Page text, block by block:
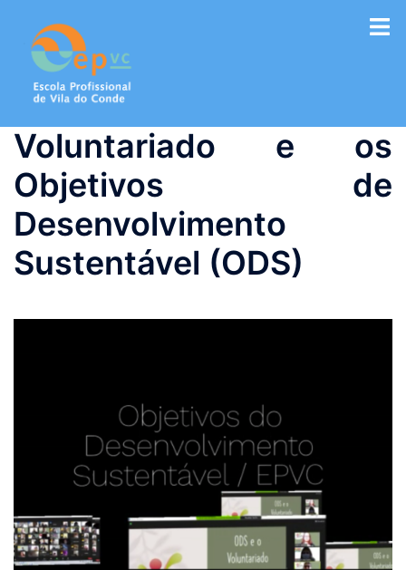
conteúdo
Voluntariado e os
Objetivos de
Desenvolvimento
Sustentável (ODS)